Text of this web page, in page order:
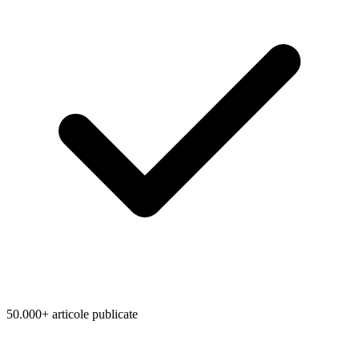
50.000+ articole publicate